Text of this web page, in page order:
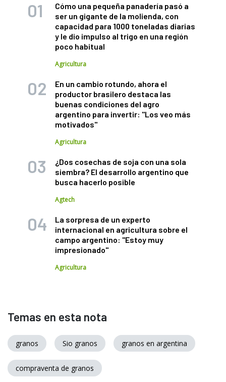
Cómo una pequeña panadería pasó a
ser un gigante de la molienda, con
capacidad para 1000 toneladas diarias
y le dio impulso al trigo en una región
poco habitual
Agricultura
En un cambio rotundo, ahora el
productor brasilero destaca las
buenas condiciones del agro
argentino para invertir: "Los veo más
motivados"
Agricultura
¿Dos cosechas de soja con una sola
siembra? El desarrollo argentino que
busca hacerlo posible
Agtech
La sorpresa de un experto
internacional en agricultura sobre el
campo argentino: "Estoy muy
impresionado"
Agricultura
Temas en esta nota
granos Sio granos granos en argentina
compraventa de granos